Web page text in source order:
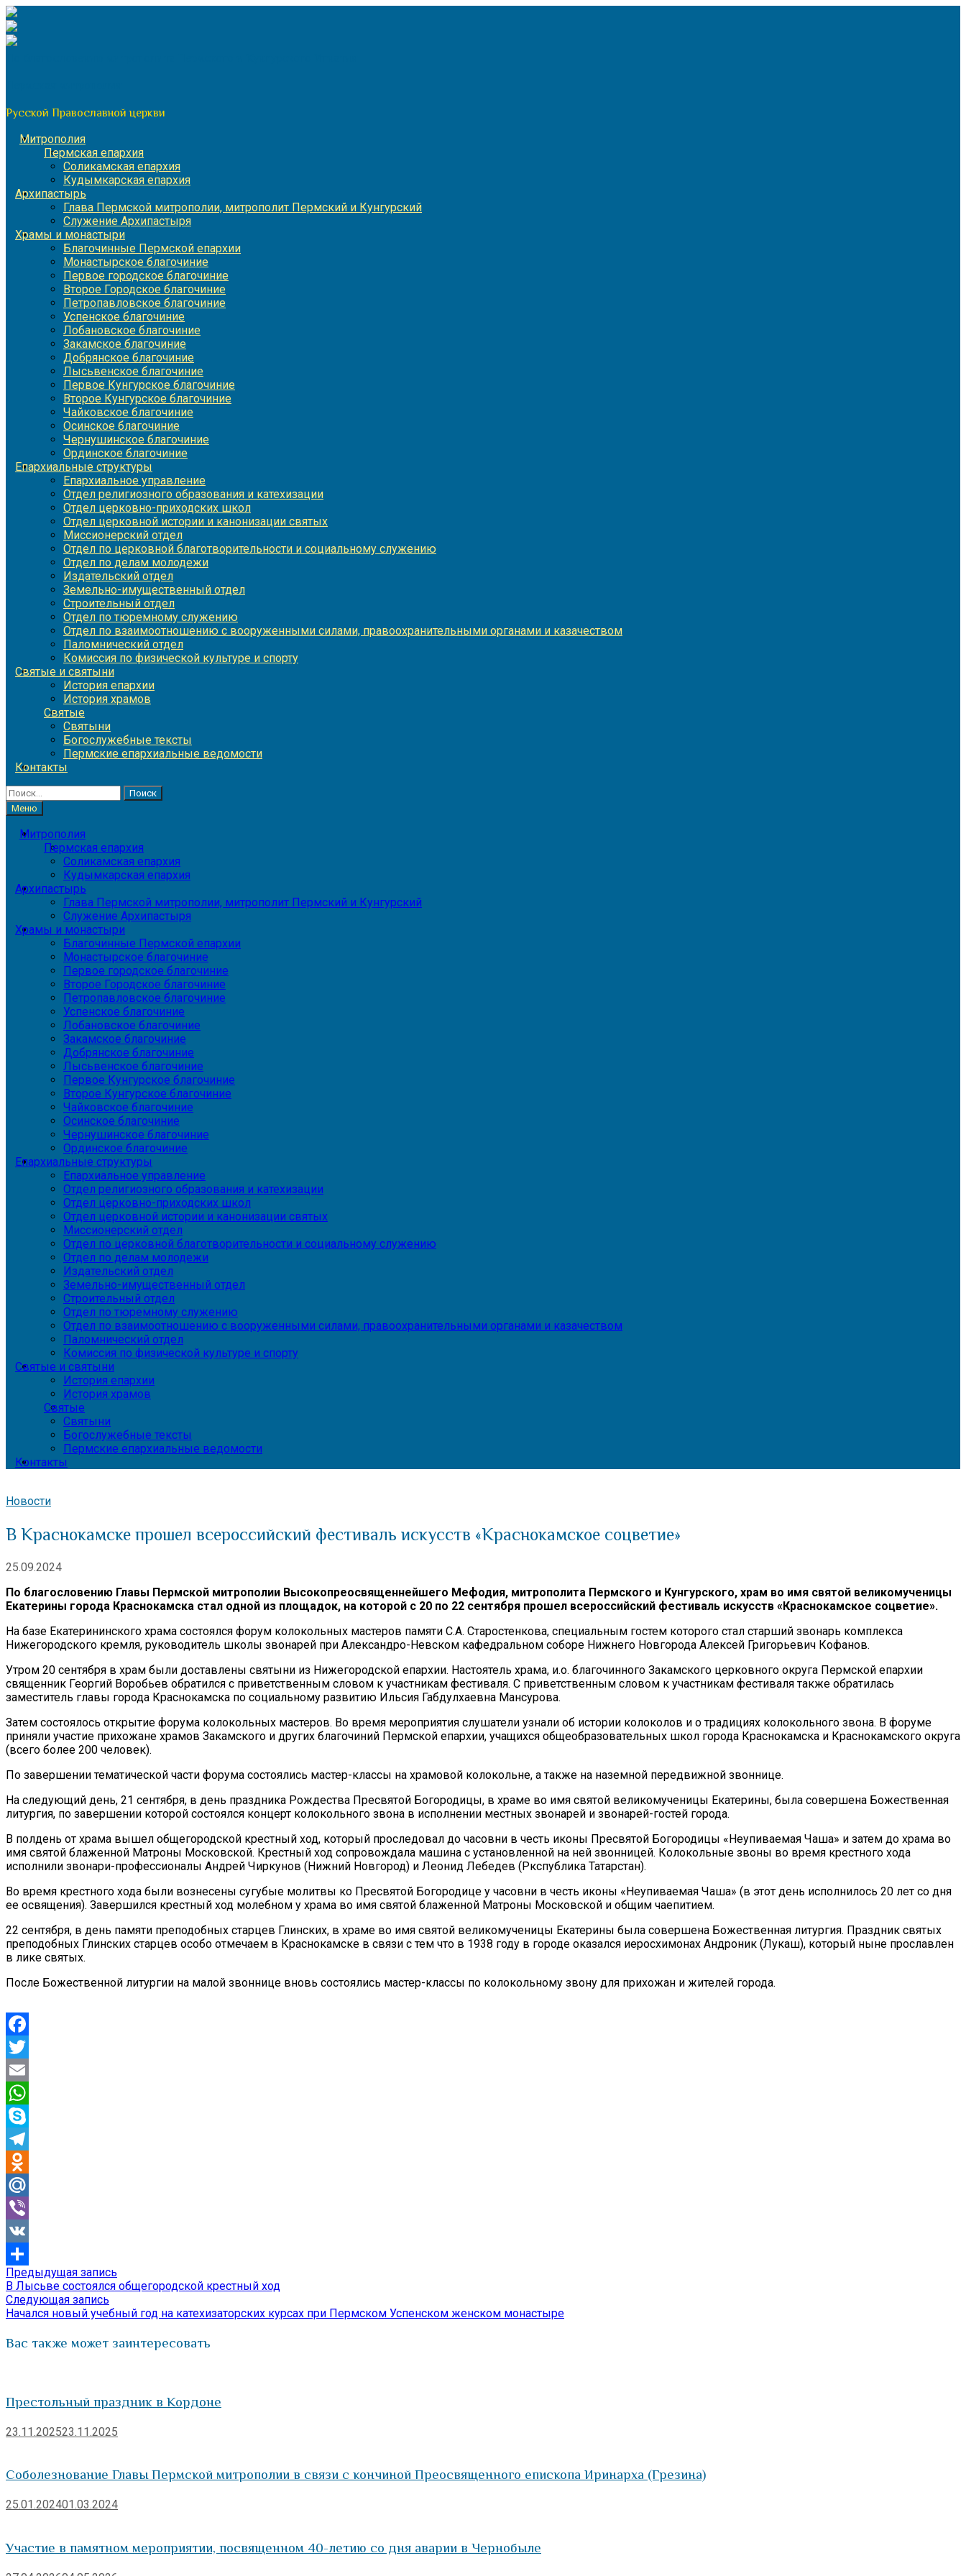
Перейти
к
содержимому
Русской Православной церкви
Митрополия
Пермская епархия
Соликамская епархия
Кудымкарская епархия
Архипастырь
Глава Пермской митрополии, митрополит Пермский и Кунгурский
Служение Архипастыря
Храмы и монастыри
Благочинные Пермской епархии
Монастырское благочиние
Первое городское благочиние
Второе Городское благочиние
Петропавловское благочиние
Успенское благочиние
Лобановское благочиние
Закамское благочиние
Добрянское благочиние
Лысьвенское благочиние
Первое Кунгурское благочиние
Второе Кунгурское благочиние
Чайковское благочиние
Осинское благочиние
Чернушинское благочиние
Ординское благочиние
Епархиальные структуры
Епархиальное управление
Отдел религиозного образования и катехизации
Отдел церковно-приходских школ
Отдел церковной истории и канонизации святых
Миссионерский отдел
Отдел по церковной благотворительности и социальному служению
Отдел по делам молодежи
Издательский отдел
Земельно-имущественный отдел
Строительный отдел
Отдел по тюремному служению
Отдел по взаимоотношению с вооруженными силами, правоохранительными органами и казачеством
Паломнический отдел
Комиссия по физической культуре и спорту
Святые и святыни
История епархии
История храмов
Святые
Святыни
Богослужебные тексты
Пермские епархиальные ведомости
Контакты
Найти:
Меню
Митрополия
Пермская епархия
Соликамская епархия
Кудымкарская епархия
Архипастырь
Глава Пермской митрополии, митрополит Пермский и Кунгурский
Служение Архипастыря
Храмы и монастыри
Благочинные Пермской епархии
Монастырское благочиние
Первое городское благочиние
Второе Городское благочиние
Петропавловское благочиние
Успенское благочиние
Лобановское благочиние
Закамское благочиние
Добрянское благочиние
Лысьвенское благочиние
Первое Кунгурское благочиние
Второе Кунгурское благочиние
Чайковское благочиние
Осинское благочиние
Чернушинское благочиние
Ординское благочиние
Епархиальные структуры
Епархиальное управление
Отдел религиозного образования и катехизации
Отдел церковно-приходских школ
Отдел церковной истории и канонизации святых
Миссионерский отдел
Отдел по церковной благотворительности и социальному служению
Отдел по делам молодежи
Издательский отдел
Земельно-имущественный отдел
Строительный отдел
Отдел по тюремному служению
Отдел по взаимоотношению с вооруженными силами, правоохранительными органами и казачеством
Паломнический отдел
Комиссия по физической культуре и спорту
Святые и святыни
История епархии
История храмов
Святые
Святыни
Богослужебные тексты
Пермские епархиальные ведомости
Контакты
Новости
В Краснокамске прошел всероссийский фестиваль искусств «Краснокамское соцветие»
25.09.2024
По благословению Главы Пермской митрополии Высокопреосвященнейшего Мефодия, митрополита Пермского и Кунгурского, храм во имя святой великомученицы
Екатерины города Краснокамска стал одной из площадок, на которой с 20 по 22 сентября прошел всероссийский фестиваль искусств «Краснокамское соцветие».
На базе Екатерининского храма состоялся форум колокольных мастеров памяти С.А. Старостенкова, специальным гостем которого стал старший звонарь комплекса
Нижегородского кремля, руководитель школы звонарей при Александро-Невском кафедральном соборе Нижнего Новгорода Алексей Григорьевич Кофанов.
Утром 20 сентября в храм были доставлены святыни из Нижегородской епархии. Настоятель храма, и.о. благочинного Закамского церковного округа Пермской епархии
священник Георгий Воробьев обратился с приветственным словом к участникам фестиваля. С приветственным словом к участникам фестиваля также обратилась
заместитель главы города Краснокамска по социальному развитию Ильсия Габдулхаевна Мансурова.
Затем состоялось открытие форума колокольных мастеров. Во время мероприятия слушатели узнали об истории колоколов и о традициях колокольного звона. В форуме
приняли участие прихожане храмов Закамского и других благочиний Пермской епархии, учащихся общеобразовательных школ города Краснокамска и Краснокамского округа
(всего более 200 человек).
По завершении тематической части форума состоялись мастер-классы на храмовой колокольне, а также на наземной передвижной звоннице.
На следующий день, 21 сентября, в день праздника Рождества Пресвятой Богородицы, в храме во имя святой великомученицы Екатерины, была совершена Божественная
литургия, по завершении которой состоялся концерт колокольного звона в исполнении местных звонарей и звонарей-гостей города.
В полдень от храма вышел общегородской крестный ход, который проследовал до часовни в честь иконы Пресвятой Богородицы «Неупиваемая Чаша» и затем до храма во
имя святой блаженной Матроны Московской. Крестный ход сопровождала машина с установленной на ней звонницей. Колокольные звоны во время крестного хода
исполнили звонари-профессионалы Андрей Чиркунов (Нижний Новгород) и Леонид Лебедев (Ркспублика Татарстан).
Во время крестного хода были вознесены сугубые молитвы ко Пресвятой Богородице у часовни в честь иконы «Неупиваемая Чаша» (в этот день исполнилось 20 лет со дня
ее освящения). Завершился крестный ход молебном у храма во имя святой блаженной Матроны Московской и общим чаепитием.
22 сентября, в день памяти преподобных старцев Глинских, в храме во имя святой великомученицы Екатерины была совершена Божественная литургия. Праздник святых
преподобных Глинских старцев особо отмечаем в Краснокамске в связи с тем что в 1938 году в городе оказался иеросхимонах Андроник (Лукаш), который ныне прославлен
в лике святых.
После Божественной литургии на малой звоннице вновь состоялись мастер-классы по колокольному звону для прихожан и жителей города.
Facebook
Twitter
Email
WhatsApp
Skype
Telegram
Odnoklassniki
Mail.Ru
Viber
VK
Отправить
Навигация
по
записям
Предыдущая запись
запись:
В Лысьве состоялся общегородской крестный ход
Следующая запись
запись:
Начался новый учебный год на катехизаторских курсах при Пермском Успенском женском монастыре
Вас также может заинтересовать
Престольный праздник в Кордоне
23.11.202523.11.2025
Соболезнование Главы Пермской митрополии в связи с кончиной Преосвященного епископа Иринарха (Грезина)
25.01.202401.03.2024
Участие в памятном мероприятии, посвященном 40-летию со дня аварии в Чернобыле